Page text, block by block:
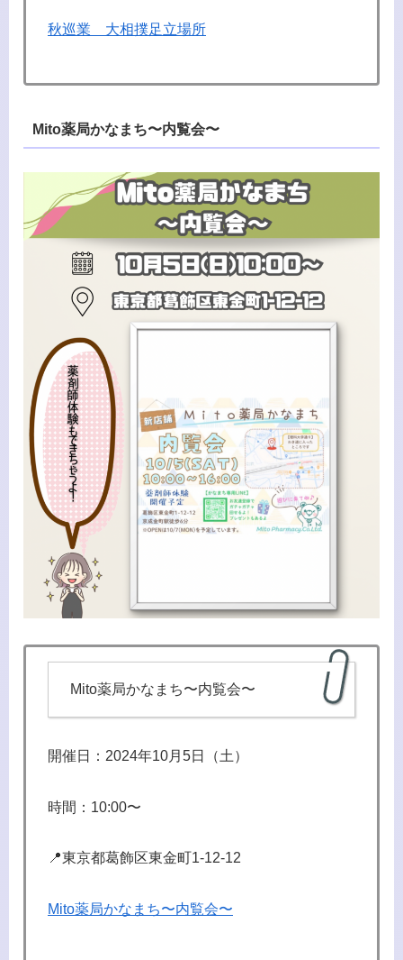
秋巡業 大相撲足立場所
Mito薬局かなまち〜内覧会〜
Mito薬局かなまち〜内覧会〜
開催日：2024年10月5日（土）
時間：10:00〜
📍東京都葛飾区東金町1-12-12
Mito薬局かなまち〜内覧会〜